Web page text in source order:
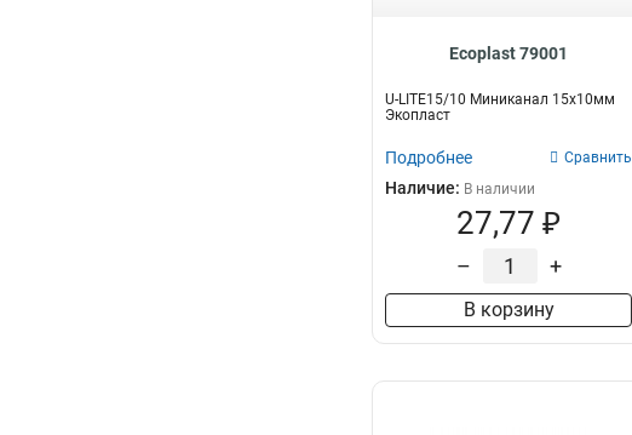
Ecoplast 79001
U-LITE15/10 Миниканал 15х10мм
Экопласт
Подробнее Сравнить
Наличие: В наличии
27,77 ₽
– +
В корзину